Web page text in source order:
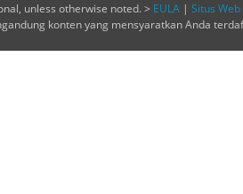
unless otherwise noted. > EULA | Situs
konten yang mensyaratkan Anda